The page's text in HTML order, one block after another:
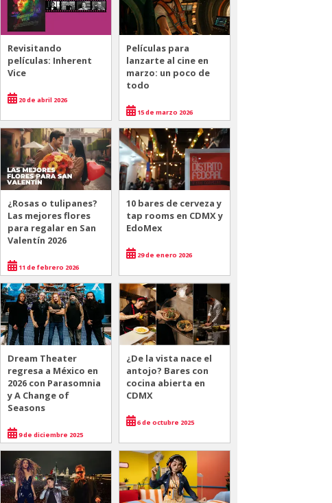
Revisitando
películas: Inherent
Vice
20 de abril 2026
Películas para
lanzarte al cine en
marzo: un poco de
todo
15 de marzo 2026
¿Rosas o tulipanes?
Las mejores flores
para regalar en San
Valentín 2026
11 de febrero 2026
10 bares de cerveza y
tap rooms en CDMX y
EdoMex
29 de enero 2026
Dream Theater
regresa a México en
2026 con Parasomnia
y A Change of
Seasons
9 de diciembre 2025
¿De la vista nace el
antojo? Bares con
cocina abierta en
CDMX
6 de octubre 2025